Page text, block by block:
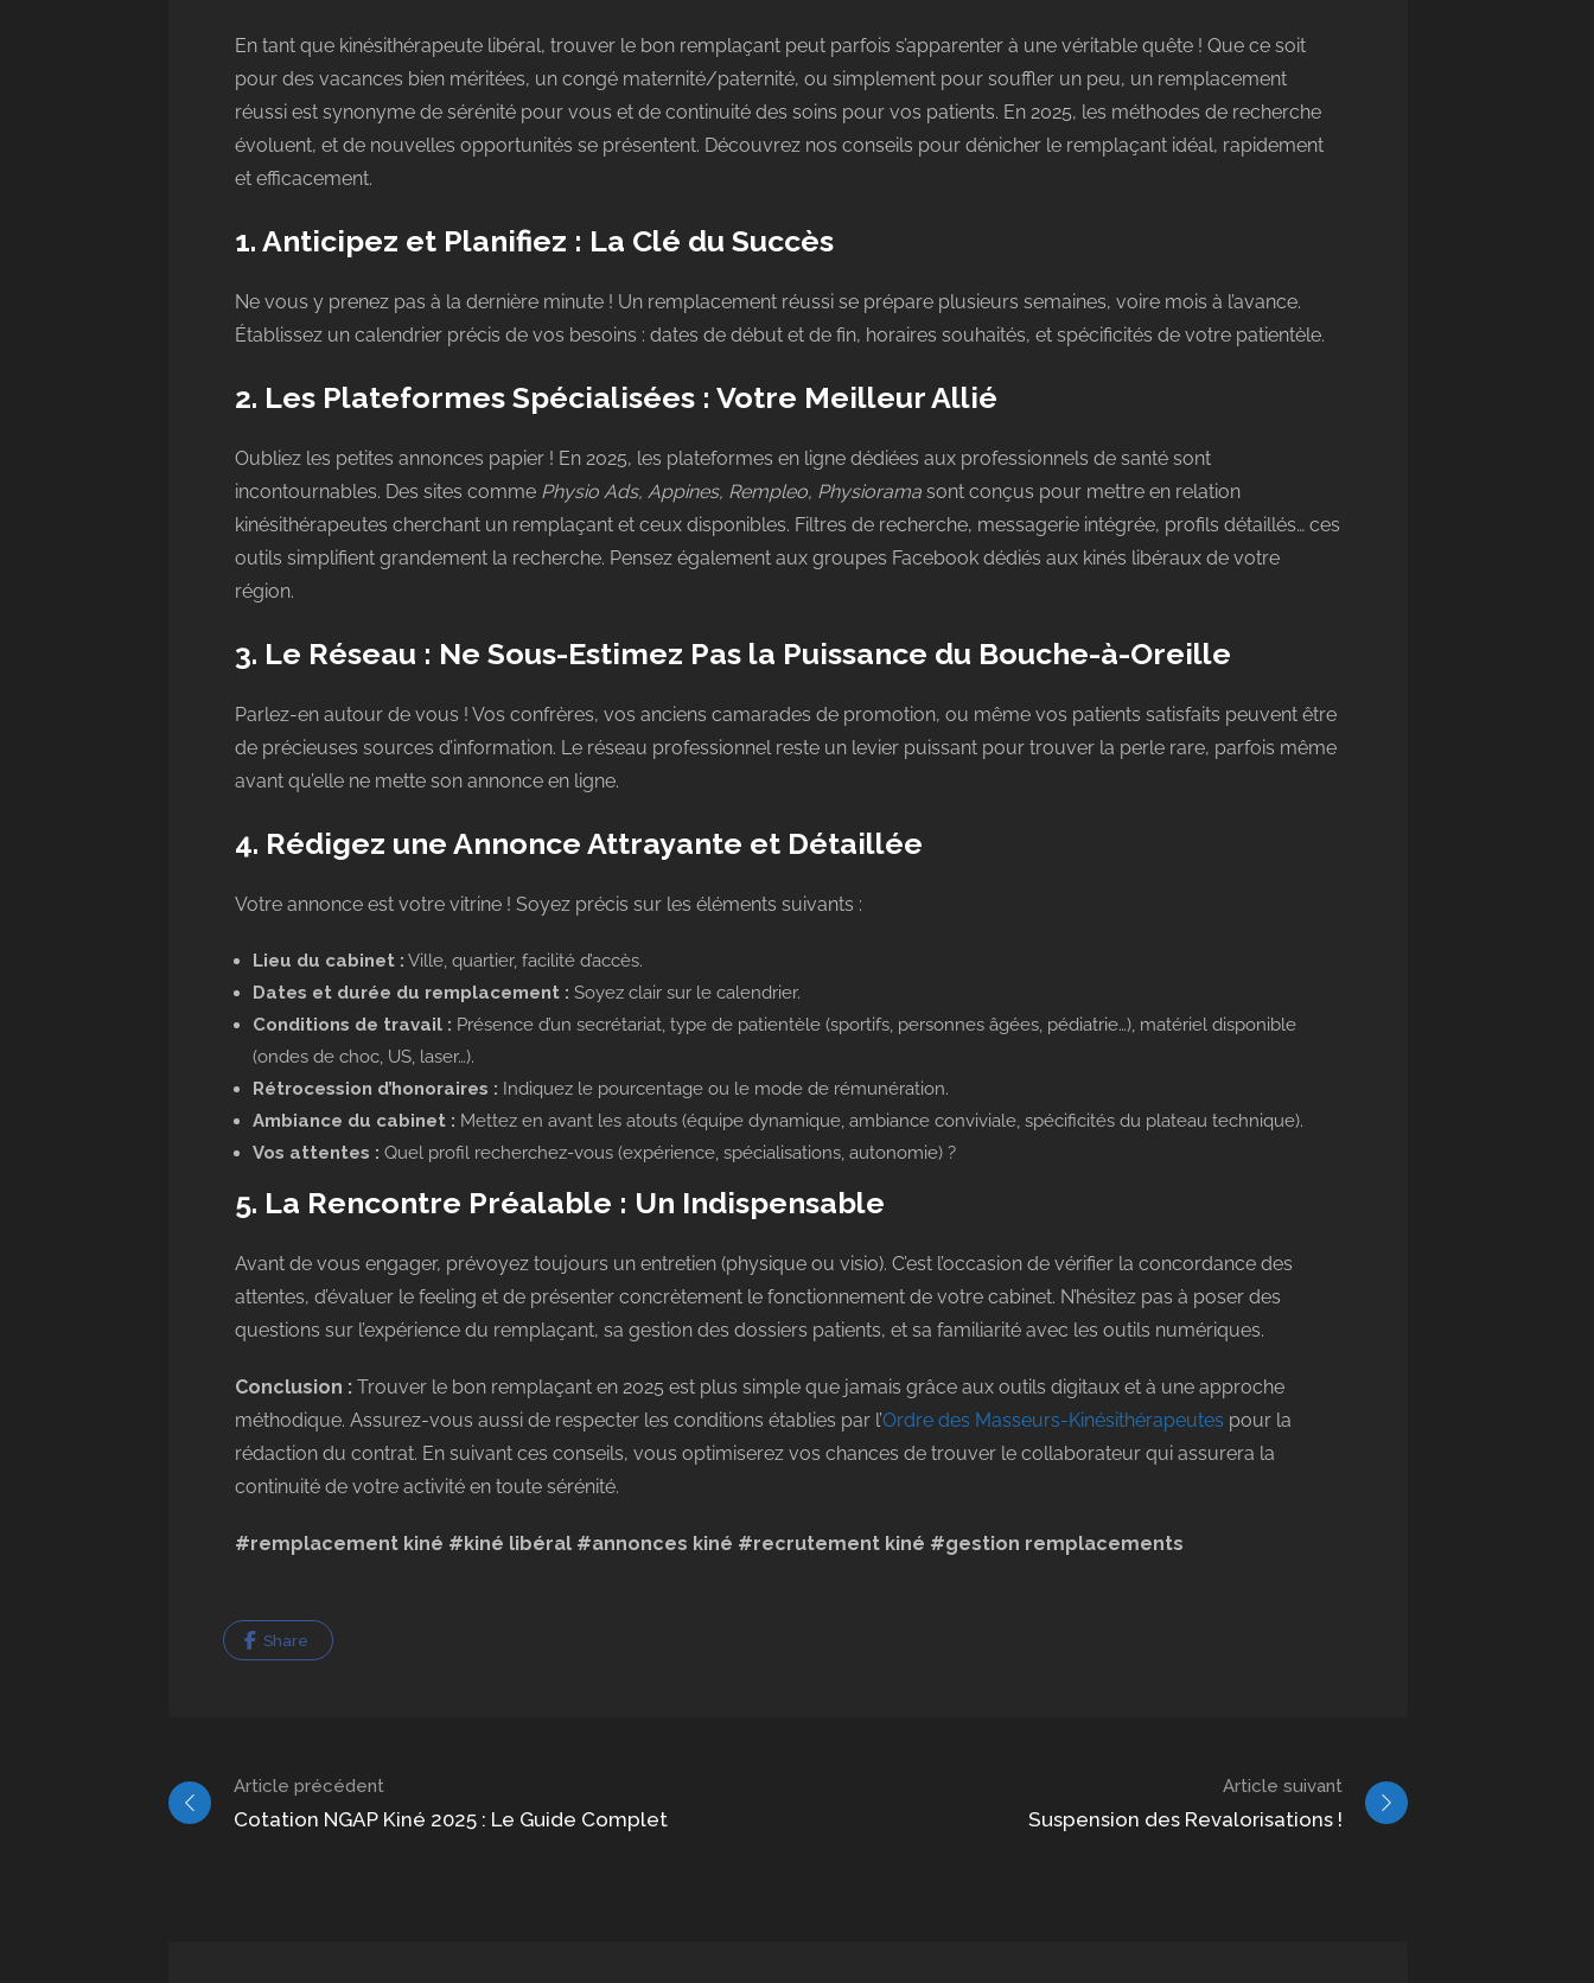
En tant que kinésithérapeute libéral, trouver le bon remplaçant peut parfois s’apparenter à une véritable quête ! Que ce soit
pour des vacances bien méritées, un congé maternité/paternité, ou simplement pour souffler un peu, un remplacement
réussi est synonyme de sérénité pour vous et de continuité des soins pour vos patients. En 2025, les méthodes de recherche
évoluent, et de nouvelles opportunités se présentent. Découvrez nos conseils pour dénicher le remplaçant idéal, rapidement
et efficacement.
1. Anticipez et Planifiez : La Clé du Succès
Ne vous y prenez pas à la dernière minute ! Un remplacement réussi se prépare plusieurs semaines, voire mois à l’avance.
Établissez un calendrier précis de vos besoins : dates de début et de fin, horaires souhaités, et spécificités de votre patientèle.
2. Les Plateformes Spécialisées : Votre Meilleur Allié
Oubliez les petites annonces papier ! En 2025, les plateformes en ligne dédiées aux professionnels de santé sont
incontournables. Des sites comme Physio Ads, Appines, Rempleo, Physiorama sont conçus pour mettre en relation
kinésithérapeutes cherchant un remplaçant et ceux disponibles. Filtres de recherche, messagerie intégrée, profils détaillés… ces
outils simplifient grandement la recherche. Pensez également aux groupes Facebook dédiés aux kinés libéraux de votre
région.
3. Le Réseau : Ne Sous-Estimez Pas la Puissance du Bouche-à-Oreille
Parlez-en autour de vous ! Vos confrères, vos anciens camarades de promotion, ou même vos patients satisfaits peuvent être
de précieuses sources d’information. Le réseau professionnel reste un levier puissant pour trouver la perle rare, parfois même
avant qu’elle ne mette son annonce en ligne.
4. Rédigez une Annonce Attrayante et Détaillée
Votre annonce est votre vitrine ! Soyez précis sur les éléments suivants :
Lieu du cabinet : Ville, quartier, facilité d’accès.
Dates et durée du remplacement : Soyez clair sur le calendrier.
Conditions de travail : Présence d’un secrétariat, type de patientèle (sportifs, personnes âgées, pédiatrie…), matériel disponible
(ondes de choc, US, laser…).
Rétrocession d’honoraires : Indiquez le pourcentage ou le mode de rémunération.
Ambiance du cabinet : Mettez en avant les atouts (équipe dynamique, ambiance conviviale, spécificités du plateau technique).
Vos attentes : Quel profil recherchez-vous (expérience, spécialisations, autonomie) ?
5. La Rencontre Préalable : Un Indispensable
Avant de vous engager, prévoyez toujours un entretien (physique ou visio). C’est l’occasion de vérifier la concordance des
attentes, d’évaluer le feeling et de présenter concrètement le fonctionnement de votre cabinet. N’hésitez pas à poser des
questions sur l’expérience du remplaçant, sa gestion des dossiers patients, et sa familiarité avec les outils numériques.
Conclusion : Trouver le bon remplaçant en 2025 est plus simple que jamais grâce aux outils digitaux et à une approche
méthodique. Assurez-vous aussi de respecter les conditions établies par l’Ordre des Masseurs-Kinésithérapeutes pour la
rédaction du contrat. En suivant ces conseils, vous optimiserez vos chances de trouver le collaborateur qui assurera la
continuité de votre activité en toute sérénité.
#remplacement kiné #kiné libéral #annonces kiné #recrutement kiné #gestion remplacements
Share
Article précédent
Cotation NGAP Kiné 2025 : Le Guide Complet
Article suivant
Suspension des Revalorisations !